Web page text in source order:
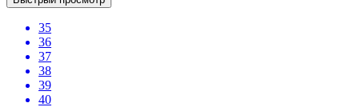
35
36
37
38
39
40